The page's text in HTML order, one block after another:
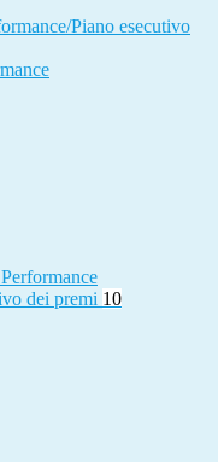
Piano esecutivo
dei premi 10